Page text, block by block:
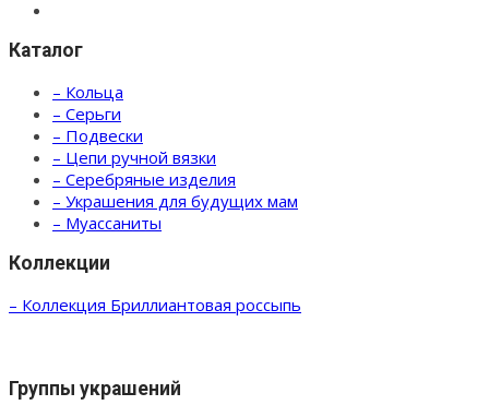
Каталог
– Кольца
– Серьги
– Подвески
– Цепи ручной вязки
– Серебряные изделия
– Украшения для будущих мам
– Муассаниты
Коллекции
– Коллекция Бриллиантовая россыпь
Группы украшений